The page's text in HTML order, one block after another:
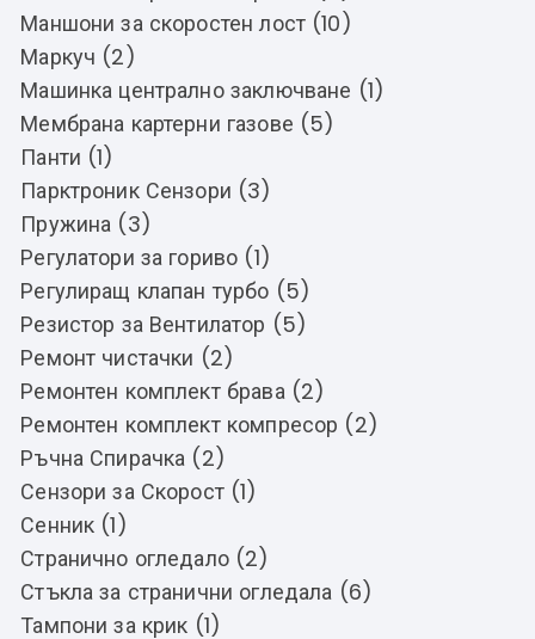
Маншони за скоростен лост (10)
Маркуч (2)
Машинка централно заключване (1)
Мембрана картерни газове (5)
Панти (1)
Парктроник Сензори (3)
Пружина (3)
Регулатори за гориво (1)
Регулиращ клапан турбо (5)
Резистор за Вентилатор (5)
Ремонт чистачки (2)
Ремонтен комплект брава (2)
Ремонтен комплект компресор (2)
Ръчна Спирачка (2)
Сензори за Скорост (1)
Сенник (1)
Странично огледало (2)
Стъкла за странични огледала (6)
Тампони за крик (1)